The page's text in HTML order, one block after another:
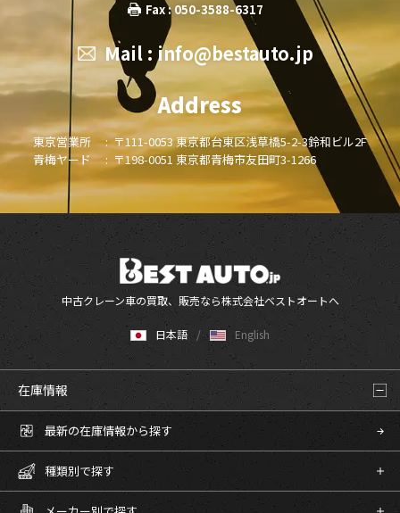
Fax : 050-3588-6317
Mail : info@bestauto.jp
Address
東京営業所 : 〒111-0053 東京都台東区浅草橋5-2-3鈴和ビル2F
青梅ヤード : 〒198-0051 東京都青梅市友田町3-1266
中古クレーン車の買取、販売なら株式会社ベストオートへ
日本語 English
在庫情報
最新の在庫情報から探す
種類別で探す